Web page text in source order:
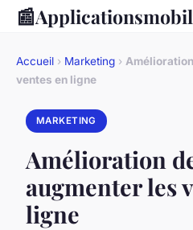
📰
Accueil › Marketing ›
ventes en ligne
MARKETING
Amélioration
augmenter les
ligne